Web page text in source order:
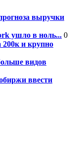
выручки
ушло в ноль... 0
и крупно
видов
ввести